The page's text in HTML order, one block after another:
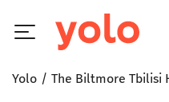
Yolo The Biltmore Tbilisi